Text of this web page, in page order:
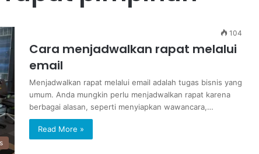
104
Cara menjadwalkan rapat melalui
email
Menjadwalkan rapat melalui email adalah tugas bisnis yang
umum. Anda mungkin perlu menjadwalkan rapat karena
berbagai alasan, seperti menyiapkan wawancara,…
Read More »